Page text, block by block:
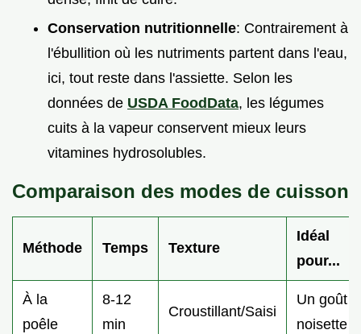
Conservation nutritionnelle: Contrairement à
l'ébullition où les nutriments partent dans l'eau,
ici, tout reste dans l'assiette. Selon les
données de USDA FoodData, les légumes
cuits à la vapeur conservent mieux leurs
vitamines hydrosolubles.
Comparaison des modes de cuisson
Méthode Temps Texture
Idéal
pour...
À la
poêle
8-12
min
Croustillant/Saisi
Un goût
noisette